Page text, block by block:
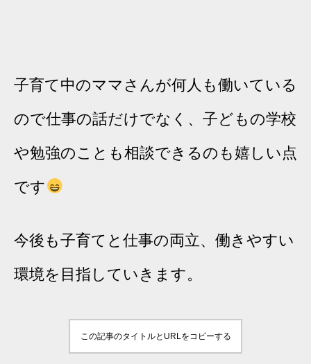
子育て中のママさんが何人も働いている
ので仕事の話だけでなく、子どもの学校
や勉強のことも相談できるのも嬉しい点
です
今後も子育てと仕事の両立、働きやすい
環境を目指していきます。
この記事のタイトルとURLをコピーする